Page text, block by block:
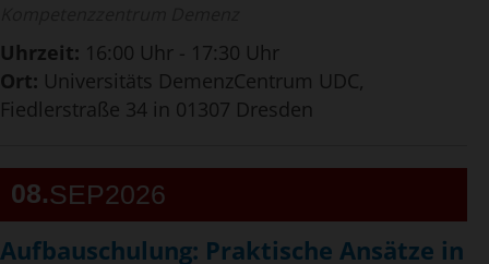
Uhrzeit: 16:00 Uhr - 17:30 Uhr
Ort: Universitäts DemenzCentrum UDC,
Fiedlerstraße 34 in 01307 Dresden
08 SEP2026
Aufbauschulung: Praktische Ansätze in